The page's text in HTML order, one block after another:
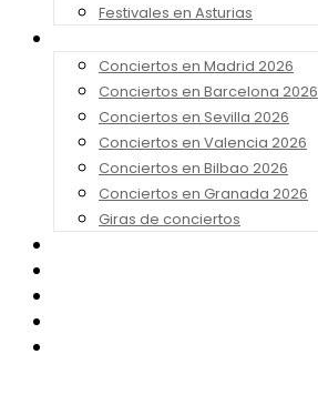
Festivales en Asturias
Conciertos en Madrid 2026
Conciertos en Barcelona 2026
Conciertos en Sevilla 2026
Conciertos en Valencia 2026
Conciertos en Bilbao 2026
Conciertos en Granada 2026
Giras de conciertos